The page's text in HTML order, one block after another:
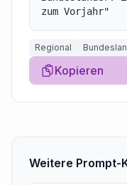
zum Vorjahr"
Regional
Kopieren
Weitere Prompt-